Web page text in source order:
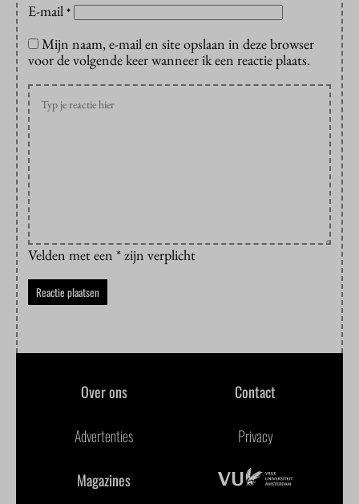
E-mail *
Mijn naam, e-mail en site opslaan in deze browser
voor de volgende keer wanneer ik een reactie plaats.
Velden met een * zijn verplicht
Over ons Contact
Advertenties Privacy
Magazines